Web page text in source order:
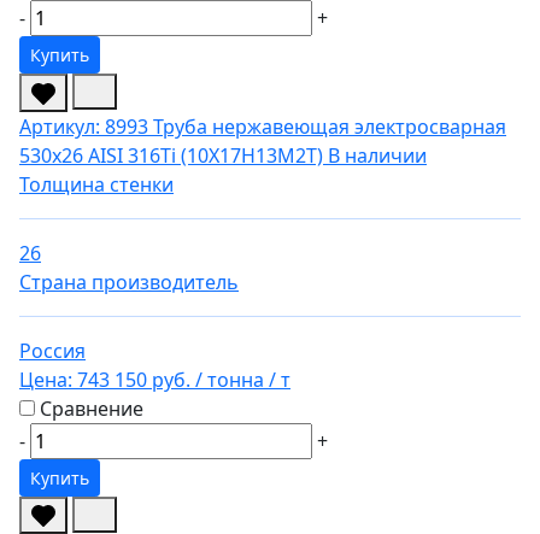
-
+
Купить
Артикул: 8993Труба нержавеющая электросварная
530х26 AISI 316Ti (10Х17Н13М2Т) В наличии
Толщина стенки
26
Страна производитель
Россия
Цена: 743 150 руб. / тонна / т
Сравнение
-
+
Купить